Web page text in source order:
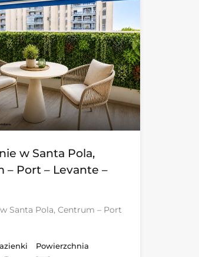
w Santa Pola,
– Port – Levante –
Santa Pola, Centrum – Port
Powierzchnia